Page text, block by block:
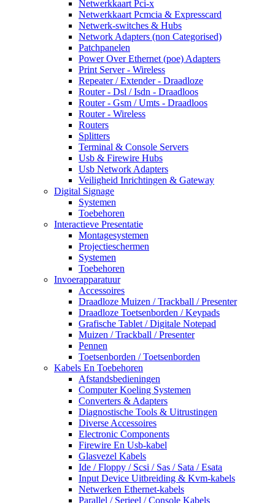
Netwerkkaart Pci-x
Netwerkkaart Pcmcia & Expresscard
Netwerk-switches & Hubs
Network Adapters (non Categorised)
Patchpanelen
Power Over Ethernet (poe) Adapters
Print Server - Wireless
Repeater / Extender - Draadloze
Router - Dsl / Isdn - Draadloos
Router - Gsm / Umts - Draadloos
Router - Wireless
Routers
Splitters
Terminal & Console Servers
Usb & Firewire Hubs
Usb Network Adapters
Veiligheid Inrichtingen & Gateway
Digital Signage
Systemen
Toebehoren
Interactieve Presentatie
Montagesystemen
Projectieschermen
Systemen
Toebehoren
Invoerapparatuur
Accessoires
Draadloze Muizen / Trackball / Presenter
Draadloze Toetsenborden / Keypads
Grafische Tablet / Digitale Notepad
Muizen / Trackball / Presenter
Pennen
Toetsenborden / Toetsenborden
Kabels En Toebehoren
Afstandsbedieningen
Computer Koeling Systemen
Converters & Adapters
Diagnostische Tools & Uitrustingen
Diverse Accessoires
Electronic Components
Firewire En Usb-kabel
Glasvezel Kabels
Ide / Floppy / Scsi / Sas / Sata / Esata
Input Device Uitbreiding & Kvm-kabels
Netwerken Ethernet-kabels
Parallel / Serieel / Console Kabels